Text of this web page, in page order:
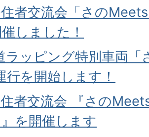
者交流会「さの
しました！
ラッピング特別車両
行を開始します！
者交流会 『さの
を開催します